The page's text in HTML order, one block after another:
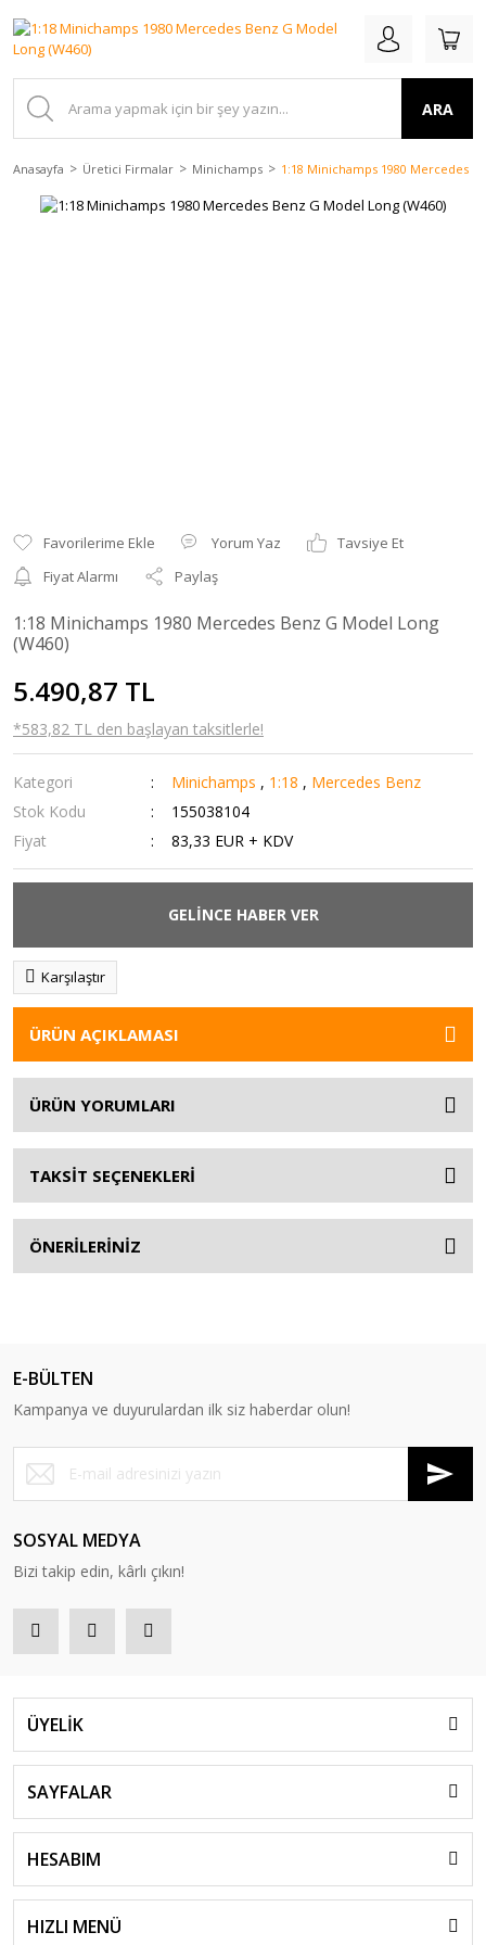
ARA
Anasayfa Üretici Firmalar Minichamps 1:18 Minichamps 1980 Mercedes
Yorum Yaz
Tavsiye Et
Fiyat Alarmı
Paylaş
1:18 Minichamps 1980 Mercedes Benz G Model Long
(W460)
5.490,87 TL
*583,82 TL den başlayan taksitlerle!
Kategori Minichamps , 1:18 , Mercedes Benz
Stok Kodu
155038104
Fiyat
83,33 EUR + KDV
GELİNCE HABER VER
Karşılaştır
ÜRÜN AÇIKLAMASI
ÜRÜN YORUMLARI
TAKSİT SEÇENEKLERİ
ÖNERİLERİNİZ
E-BÜLTEN
Kampanya ve duyurulardan ilk siz haberdar olun!
SOSYAL MEDYA
Bizi takip edin, kârlı çıkın!
ÜYELİK
SAYFALAR
HESABIM
HIZLI MENÜ